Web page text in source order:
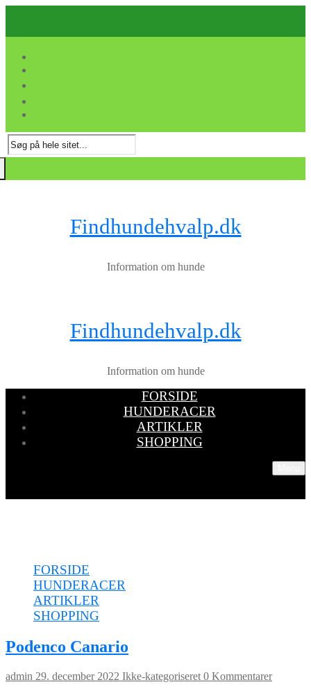
indhold
Søg
efter:
Findhundehvalp.dk
Information om hunde
Findhundehvalp.dk
Information om hunde
FORSIDE
HUNDERACER
ARTIKLER
SHOPPING
FORSIDE
HUNDERACER
ARTIKLER
SHOPPING
Podenco Canario
admin 29. december 2022 Ikke-kategoriseret 0 Kommentarer